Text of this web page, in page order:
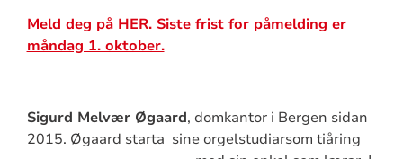
Meld deg på HER. Siste frist for påmelding er
måndag 1. oktober.
Sigurd Melvær Øgaard, domkantor i Bergen sidan
2015. Øgaard starta sine orgelstudiarsom tiåring